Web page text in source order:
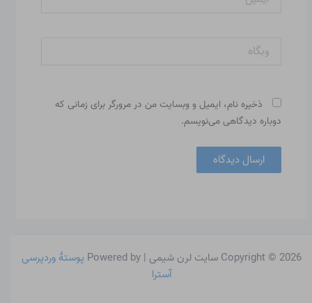
ذخیره نام، ایمیل و وبسایت من در مرورگر برای زمانی که
دوباره دیدگاهی می‌نویسم.
Copyright © 2026 سایت لرن شیمی | Powered by
پوستهٔ وردپرسی
آسترا